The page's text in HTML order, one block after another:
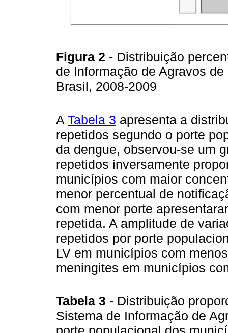
Figura 2 - Distribuição
de Informação de Agravos
Brasil, 2008-2009
A Tabela 3 apresenta a
repetidos segundo o porte
da dengue, observou-se um
repetidos inversamente
municípios com maior
menor percentual de
com menor porte
repetida. A amplitude de
repetidos por porte
LV em municípios com
meningites em municípios
Tabela 3 - Distribuição
Sistema de Informação de